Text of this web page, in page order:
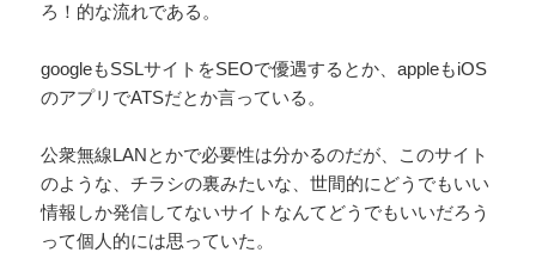
ろ！的な流れである。
googleもSSLサイトをSEOで優遇するとか、appleもiOS
のアプリでATSだとか言っている。
公衆無線LANとかで必要性は分かるのだが、このサイト
のような、チラシの裏みたいな、世間的にどうでもいい
情報しか発信してないサイトなんてどうでもいいだろう
って個人的には思っていた。